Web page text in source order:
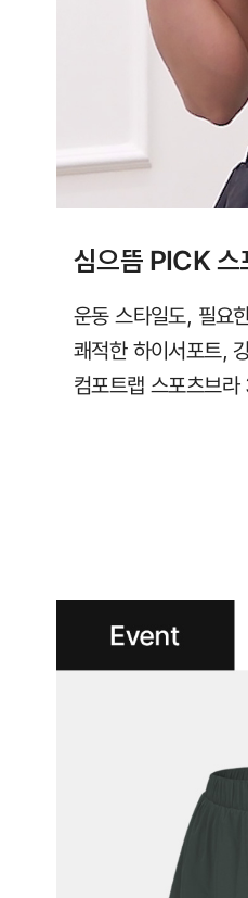
심으뜸 PICK 스
운동 스타일도, 필요
쾌적한 하이서포트,
컴포트랩 스포츠브